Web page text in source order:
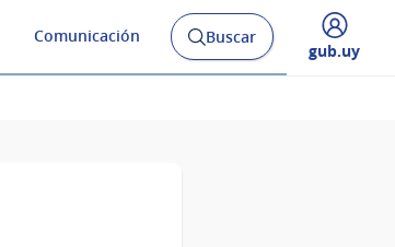
Comunicación
Abrir
buscador
Buscar
Desplegar
gub.uy